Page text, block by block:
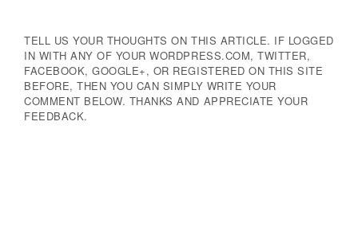
TELL US YOUR THOUGHTS ON THIS ARTICLE. IF LOGGED
IN WITH ANY OF YOUR WORDPRESS.COM, TWITTER,
FACEBOOK, GOOGLE+, OR REGISTERED ON THIS SITE
BEFORE, THEN YOU CAN SIMPLY WRITE YOUR
COMMENT BELOW. THANKS AND APPRECIATE YOUR
FEEDBACK.